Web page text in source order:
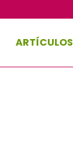
ARTÍCULOS